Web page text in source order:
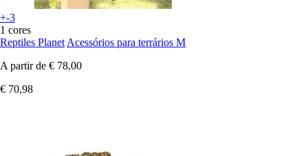
+-3
1 cores
Reptiles Planet Acessórios para terrários M
A partir de € 78,00
€ 70,98